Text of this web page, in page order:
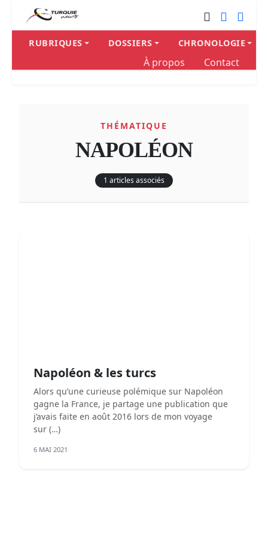
RUBRIQUES DOSSIERS CHRONOLOGIE
À propos Contact
THÉMATIQUE
NAPOLÉON
1 articles associés
Napoléon & les turcs
Alors qu’une curieuse polémique sur Napoléon
gagne la France, je partage une publication que
j’avais faite en août 2016 lors de mon voyage
sur (…)
6 MAI 2021